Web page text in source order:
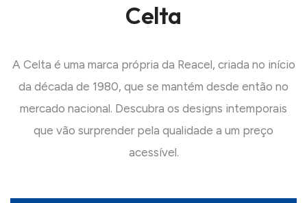
Celta
A Celta é uma marca própria da Reacel, criada no início
da década de 1980, que se mantém desde então no
mercado nacional. Descubra os designs intemporais
que vão surprender pela qualidade a um preço
acessível.